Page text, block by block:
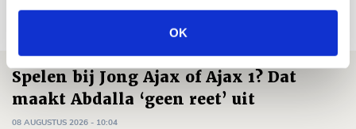
OK
Spelen bij Jong Ajax of Ajax 1? Dat
maakt Abdalla ‘geen reet’ uit
08 AUGUSTUS 2026 - 10:04